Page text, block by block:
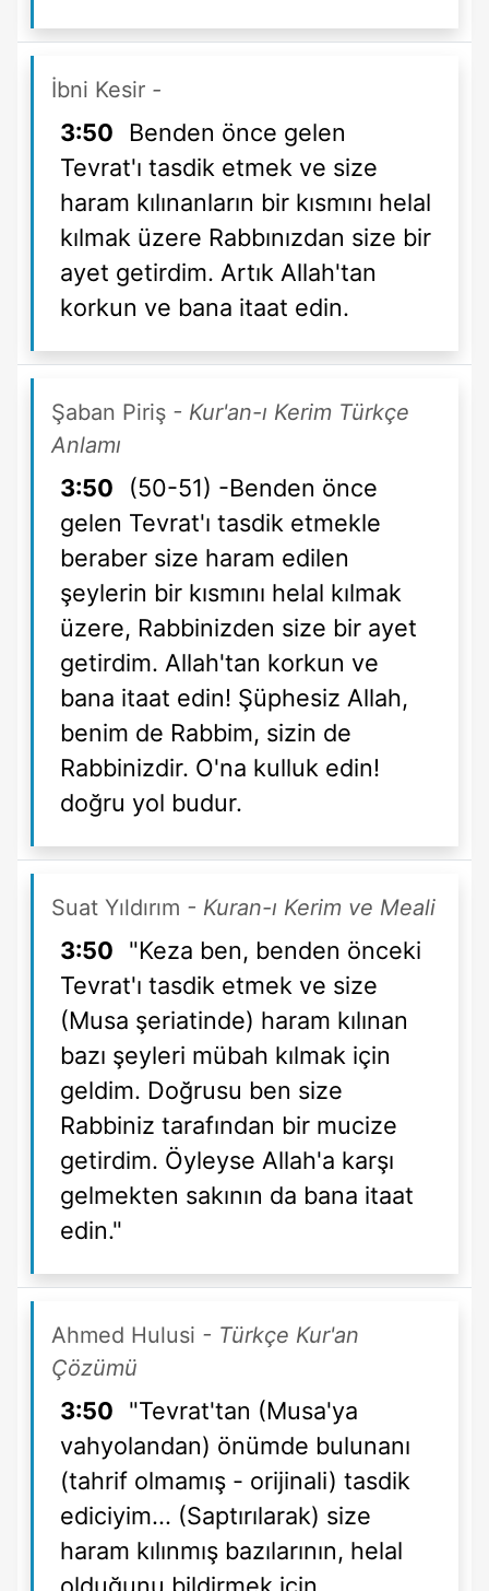
İbni Kesir -
3:50
Benden önce gelen
Tevrat'ı tasdik etmek ve size
haram kılınanların bir kısmını helal
kılmak üzere Rabbınızdan size bir
ayet getirdim. Artık Allah'tan
korkun ve bana itaat edin.
Şaban Piriş - Kur'an-ı Kerim Türkçe
Anlamı
3:50
(50-51) -Benden önce
gelen Tevrat'ı tasdik etmekle
beraber size haram edilen
şeylerin bir kısmını helal kılmak
üzere, Rabbinizden size bir ayet
getirdim. Allah'tan korkun ve
bana itaat edin! Şüphesiz Allah,
benim de Rabbim, sizin de
Rabbinizdir. O'na kulluk edin!
doğru yol budur.
Suat Yıldırım - Kuran-ı Kerim ve Meali
3:50
"Keza ben, benden önceki
Tevrat'ı tasdik etmek ve size
(Musa şeriatinde) haram kılınan
bazı şeyleri mübah kılmak için
geldim. Doğrusu ben size
Rabbiniz tarafından bir mucize
getirdim. Öyleyse Allah'a karşı
gelmekten sakının da bana itaat
edin."
Ahmed Hulusi - Türkçe Kur'an
Çözümü
3:50
"Tevrat'tan (Musa'ya
vahyolandan) önümde bulunanı
(tahrif olmamış - orijinali) tasdik
ediciyim... (Saptırılarak) size
haram kılınmış bazılarının, helal